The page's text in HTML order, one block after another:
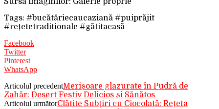
Tags: #bucătăriecaucaziană #puiprăjit
#rețetetraditionale #gătitacasă
Facebook
Twitter
Pinterest
WhatsApp
Articolul precedentMerișoare glazurate în Pudră de
Zahăr: Desert Festiv Delicios și Sănătos
Articolul următorClătite Subțiri cu Ciocolată: Rețeta